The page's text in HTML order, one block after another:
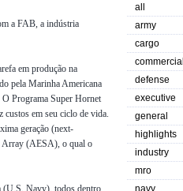
a FAB, a indústria
em produção na
pela Marinha Americana
Programa Super Hornet
custos em seu ciclo de vida.
geração (next-
Array (AESA), o qual o
(U.S. Navy), todos dentro
all
army
cargo
commercial
defense
executive
general
highlights
industry
mro
navy